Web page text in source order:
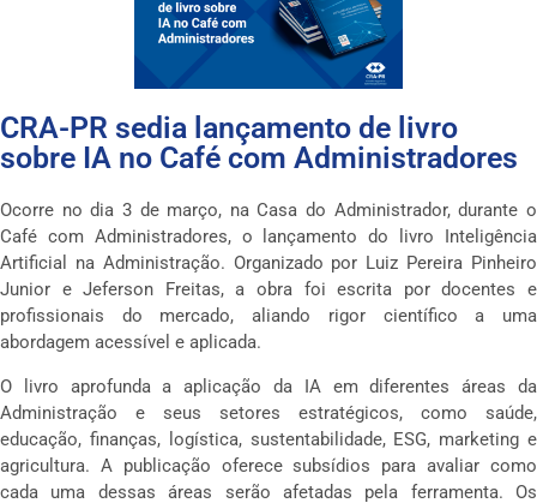
CRA-PR sedia lançamento de livro
sobre IA no Café com Administradores
Ocorre no dia 3 de março, na Casa do Administrador, durante o
Café com Administradores, o lançamento do livro Inteligência
Artificial na Administração. Organizado por Luiz Pereira Pinheiro
Junior e Jeferson Freitas, a obra foi escrita por docentes e
profissionais do mercado, aliando rigor científico a uma
abordagem acessível e aplicada.
O livro aprofunda a aplicação da IA em diferentes áreas da
Administração e seus setores estratégicos, como saúde,
educação, finanças, logística, sustentabilidade, ESG, marketing e
agricultura. A publicação oferece subsídios para avaliar como
cada uma dessas áreas serão afetadas pela ferramenta. Os